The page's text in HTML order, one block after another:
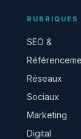
RUBRIQUES
SEO &
Réseaux
Sociaux
Marketing
Digital